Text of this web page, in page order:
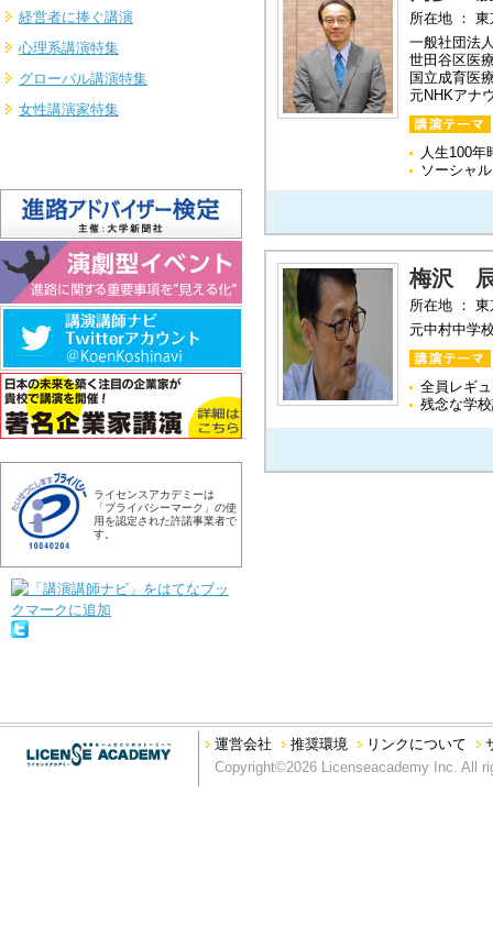
経営者に捧ぐ講演
心理系講演特集
グローバル講演特集
女性講演家特集
ライセンスアカデミーは
「プライバシーマーク」の使
用を認定された許諾事業者で
す。
所在地 ：
一般社団法
世田谷区医
国立成育医
元NHKアナ
人生100年
ソーシャ
梅沢
所在地 ：
元中村中学
全員レギ
残念な学
運営会社 推奨環境 リンクについて
Copyright©2026 Licenseacademy Inc. All